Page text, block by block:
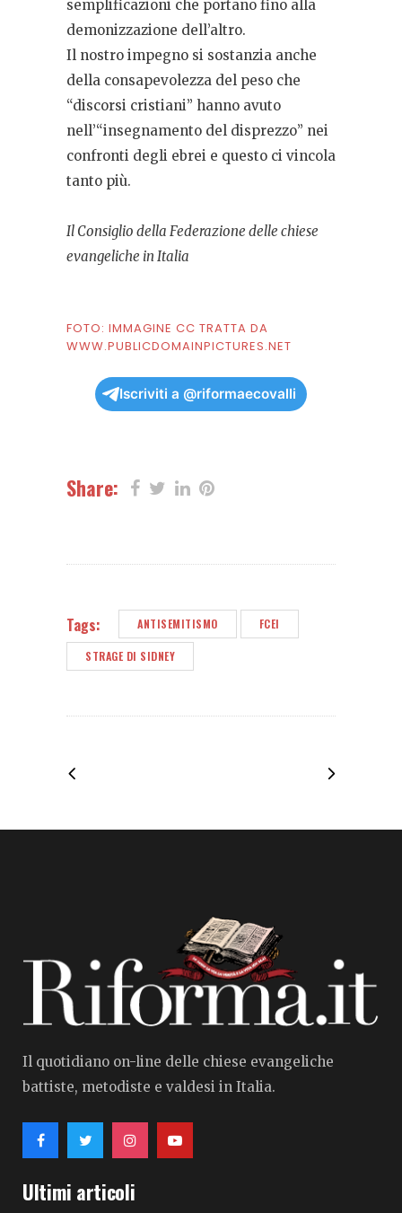
semplificazioni che portano fino alla
demonizzazione dell’altro.
Il nostro impegno si sostanzia anche
della consapevolezza del peso che
“discorsi cristiani” hanno avuto
nell’“insegnamento del disprezzo” nei
confronti degli ebrei e questo ci vincola
tanto più.
Il Consiglio della Federazione delle chiese
evangeliche in Italia
FOTO: IMMAGINE CC TRATTA DA
WWW.PUBLICDOMAINPICTURES.NET
Iscriviti a @riformaecovalli
Share:
Tags: ANTISEMITISMO FCEI
STRAGE DI SIDNEY
Il quotidiano on-line delle chiese evangeliche
battiste, metodiste e valdesi in Italia.
Ultimi articoli